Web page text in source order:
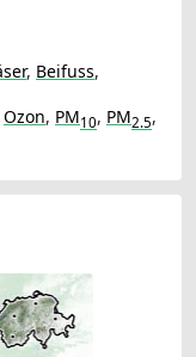
, Beifuss,
Ozon, PM10, PM2.5,